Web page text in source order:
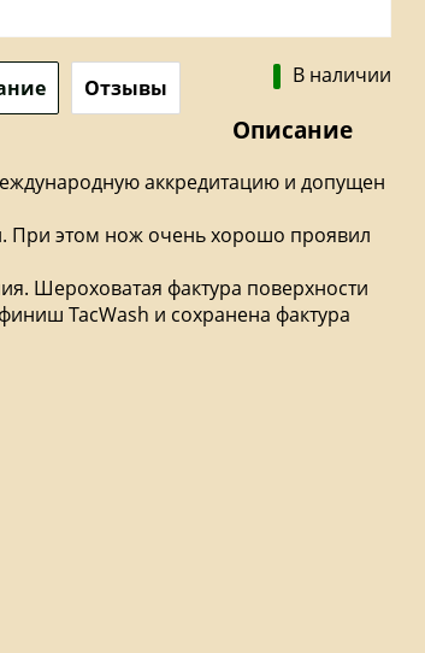
В наличии
Отзывы
Описание
аккредитацию и допущен
При этом нож очень хорошо проявил
Шероховатая фактура поверхности
TacWash и сохранена фактура